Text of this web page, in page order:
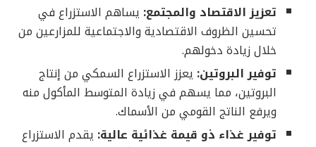
تعزيز الاقتصاد والمجتمع: يساهم الاستزراع في
تحسين الظروف الاقتصادية والاجتماعية للمزارعين من
خلال زيادة دخولهم.
توفير البروتين: يعزز الاستزراع السمكي من إنتاج
البروتين، مما يسهم في زيادة المتوسط المأكول منه
ويرفع الناتج القومي من الأسماك.
توفير غذاء ذو قيمة غذائية عالية: يقدم الاستزراع